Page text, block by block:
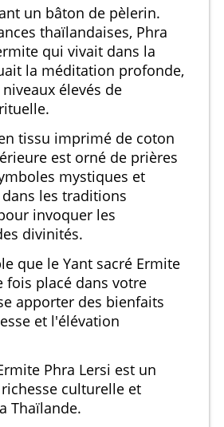
un bâton de pèlerin.
thaïlandaises, Phra
qui vivait dans la
la méditation profonde,
élevés de
tissu imprimé de coton
est orné de prières
mystiques et
les traditions
invoquer les
divinités.
que le Yant sacré Ermite
fois placé dans votre
apporter des bienfaits
et l'élévation
Phra Lersi est un
culturelle et
Thaïlande.